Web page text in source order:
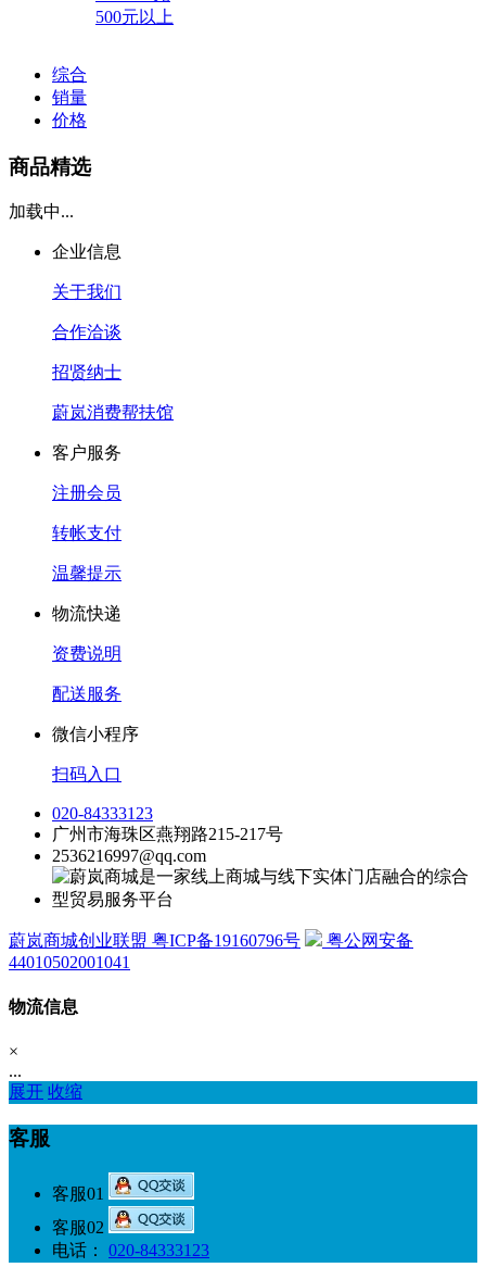
500元以上
综合
销量
价格
商品精选
加载中...
企业信息
关于我们
合作洽谈
招贤纳士
蔚岚消费帮扶馆
客户服务
注册会员
转帐支付
温馨提示
物流快递
资费说明
配送服务
微信小程序
扫码入口
020-84333123
广州市海珠区燕翔路215-217号
2536216997@qq.com
蔚岚商城创业联盟 粤ICP备19160796号
粤公网安备
44010502001041
物流信息
×
...
展开 收缩
客服
客服01
客服02
电话：
020-84333123